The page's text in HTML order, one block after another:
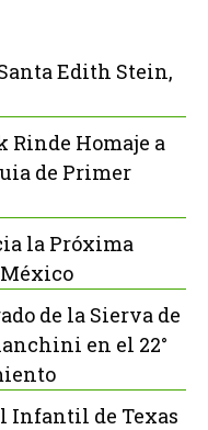
Edith Stein,
Rinde Homaje a
de Primer
la Próxima
de la Sierva de
en el 22°
Infantil de Texas